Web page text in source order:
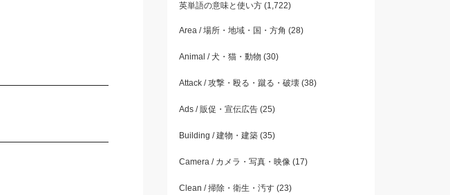
英単語の意味と使い方(1,722)
Area / 場所・地域・国・方角 (28)
Animal / 犬・猫・動物 (30)
Attack / 攻撃・殴る・蹴る・破壊(38)
Ads / 販促・宣伝広告(25)
Building / 建物・建築(35)
Camera / カメラ・写真・映像(17)
Clean / 掃除・衛生・汚す(23)